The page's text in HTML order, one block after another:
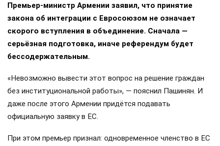
Премьер-министр Армении заявил, что принятие
закона об интеграции с Евросоюзом не означает
скорого вступления в объединение. Сначала —
серьёзная подготовка, иначе референдум будет
бессодержательным.
«Невозможно вывести этот вопрос на решение граждан
без институциональной работы», — пояснил Пашинян. И
даже после этого Армении придётся подавать
официальную заявку в ЕС.
При этом премьер признал: одновременное членство в ЕС